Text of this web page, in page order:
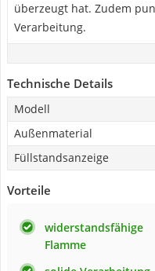
überzeugt hat. Zudem
Verarbeitung.
Technische Details
Modell
Außenmaterial
Füllstandsanzeige
Vorteile
widerstandsfähige
Flamme